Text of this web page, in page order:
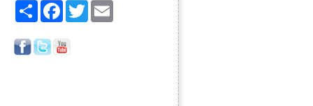
Share FacebookTwitter